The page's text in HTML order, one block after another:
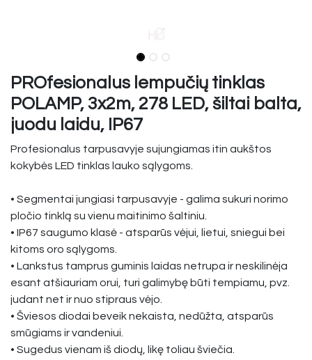
PROfesionalus lempučių tinklas
POLAMP, 3x2m, 278 LED, šiltai balta,
juodu laidu, IP67
Profesionalus tarpusavyje sujungiamas itin aukštos
kokybės LED tinklas lauko sąlygoms.
• Segmentai jungiasi tarpusavyje - galima sukuri norimo
pločio tinklą su vienu maitinimo šaltiniu.
• IP67 saugumo klasė - atsparūs vėjui, lietui, sniegui bei
kitoms oro sąlygoms.
• Lankstus tamprus guminis laidas netrupa ir neskilinėja
esant atšiauriam orui, turi galimybę būti tempiamu, pvz.
judant net ir nuo stipraus vėjo.
• Šviesos diodai beveik nekaista, nedūžta, atsparūs
smūgiams ir vandeniui.
• Sugedus vienam iš diodų, likę toliau šviečia.